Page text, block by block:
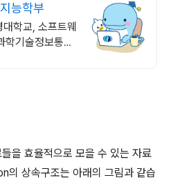
능학부
학교, 소프트웨
기술정보통신
을 효율적으로 모을 수 있는 자료
의 상속구조는 아래의 그림과 같습